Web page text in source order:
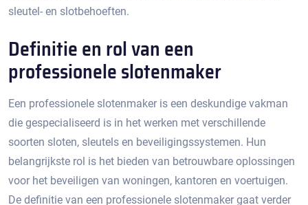
sleutel- en slotbehoeften.​
Definitie en rol van een
professionele slotenmaker
Een professionele slotenmaker is een deskundige vakman
die gespecialiseerd is in het werken met verschillende
soorten sloten, sleutels en beveiligingssystemen. Hun
belangrijkste rol is het bieden van betrouwbare oplossingen
voor het beveiligen van woningen, kantoren en voertuigen.
De definitie van een professionele slotenmaker gaat verder